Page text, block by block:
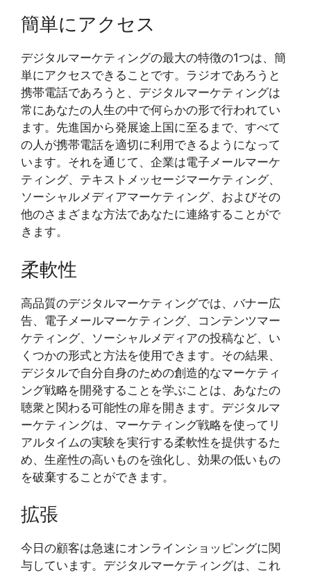
簡単にアクセス
デジタルマーケティングの最大の特徴の1つは、簡
単にアクセスできることです。ラジオであろうと
携帯電話であろうと、デジタルマーケティングは
常にあなたの人生の中で何らかの形で行われてい
ます。先進国から発展途上国に至るまで、すべて
の人が携帯電話を適切に利用できるようになって
います。それを通じて、企業は電子メールマーケ
ティング、テキストメッセージマーケティング、
ソーシャルメディアマーケティング、およびその
他のさまざまな方法であなたに連絡することがで
きます。
柔軟性
高品質のデジタルマーケティングでは、バナー広
告、電子メールマーケティング、コンテンツマー
ケティング、ソーシャルメディアの投稿など、い
くつかの形式と方法を使用できます。その結果、
デジタルで自分自身のための創造的なマーケティ
ング戦略を開発することを学ぶことは、あなたの
聴衆と関わる可能性の扉を開きます。デジタルマ
ーケティングは、マーケティング戦略を使ってリ
アルタイムの実験を実行する柔軟性を提供するた
め、生産性の高いものを強化し、効果の低いもの
を破棄することができます。
拡張
今日の顧客は急速にオンラインショッピングに関
与しています。デジタルマーケティングは、これ